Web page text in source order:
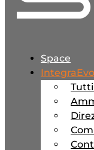
Space
IntegraEvo